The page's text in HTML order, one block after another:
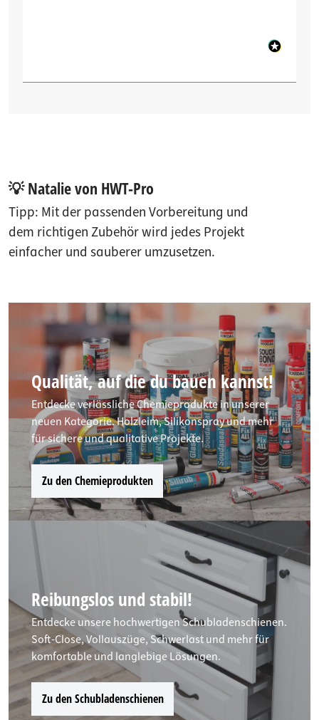
💡 Natalie von HWT-Pro
Tipp: Mit der passenden Vorbereitung und
dem richtigen Zubehör wird jedes Projekt
einfacher und sauberer umzusetzen.
Qualität, auf die du bauen kannst!
Entdecke verlässliche Chemieprodukte in unserer
neuen Kategorie. Holzleim, Silikonspray und mehr
für sichere und qualitative Projekte.
Zu den Chemieprodukten
Reibungslos und stabil!
Entdecke unsere hochwertigen Schubladenschienen.
Soft-Close, Vollauszüge, Schwerlast und mehr für
komfortable und langlebige Lösungen.
Zu den Schubladenschienen